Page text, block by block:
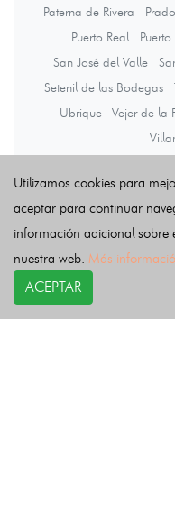
Paterna de Rivera
Puerto Real
San José del Valle
Setenil de las Bodegas
Ubrique
Vejer de la
Utilizamos cookies para
aceptar para continuar
información adicional sobre
nuestra web. Más
ACEPTAR